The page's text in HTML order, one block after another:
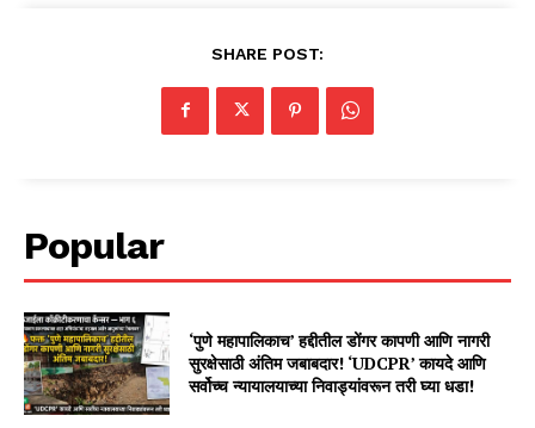
SHARE POST:
Popular
‘पुणे महापालिकाच’ हद्दीतील डोंगर कापणी आणि नागरी
सुरक्षेसाठी अंतिम जबाबदार! ‘UDCPR’ कायदे आणि
सर्वोच्च न्यायालयाच्या निवाड्यांवरून तरी घ्या धडा!